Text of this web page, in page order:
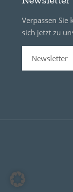
Verpassen Sie
sich jetzt zu
Newsletter